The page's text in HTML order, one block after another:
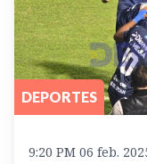
DEPORTES
9:20 PM 06 feb.